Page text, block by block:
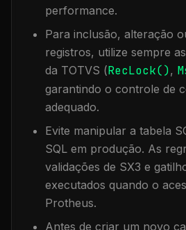
performance.
Para inclusão, alteração
registros, utilize sempre
da TOTVS (RecLock(),
garantindo o controle de
adequado.
Evite manipular a tabela
SQL em produção. As
validações de SX3 e
executados quando o
Protheus.
Antes de criar um novo